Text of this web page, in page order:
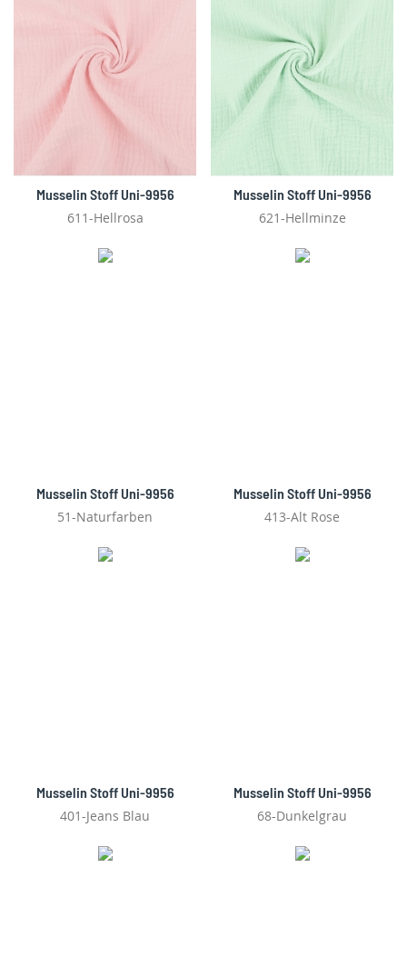
Musselin Stoff Uni-9956
611-Hellrosa
Musselin Stoff Uni-9956
621-Hellminze
Musselin Stoff Uni-9956
51-Naturfarben
Musselin Stoff Uni-9956
413-Alt Rose
Musselin Stoff Uni-9956
401-Jeans Blau
Musselin Stoff Uni-9956
68-Dunkelgrau